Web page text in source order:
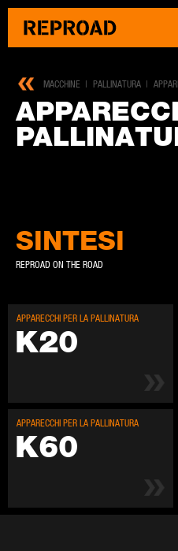
MACCHINE PALLINATURA
SINTESI
REPROAD ON THE ROAD
AP­PA­REC­CHI PER LA PAL­LI­NA­TU­RA
K20
AP­PA­REC­CHI PER LA PAL­LI­NA­TU­RA
K60